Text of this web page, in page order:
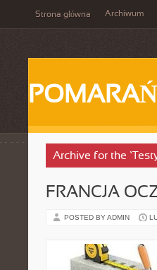
Strona główna Archiwum
Archive for the
FRANCJA
POSTED BY ADMIN